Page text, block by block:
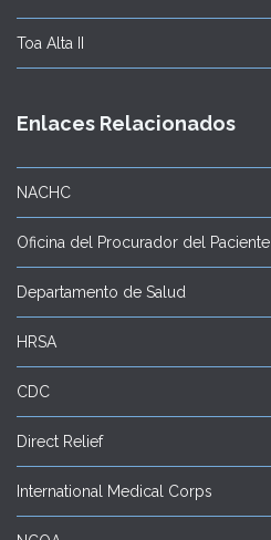
Toa Alta II
Enlaces Relacionados
NACHC
Oficina del Procurador del Paciente
Departamento de Salud
HRSA
CDC
Direct Relief
International Medical Corps